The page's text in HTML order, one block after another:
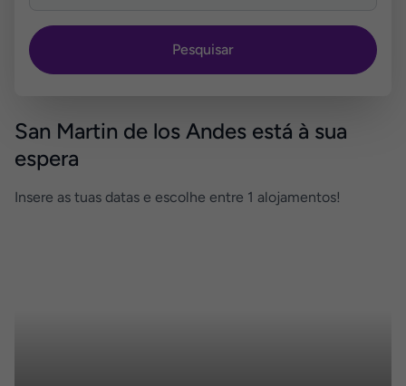
Pesquisar
San Martin de los Andes está à sua
espera
Insere as tuas datas e escolhe entre 1 alojamentos!